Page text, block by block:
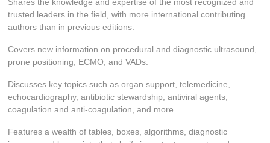
Shares the knowledge and expertise of the most recognized and
trusted leaders in the field, with more international contributing
authors than in previous editions.
Covers new information on procedural and diagnostic ultrasound,
prone positioning, ECMO, and VADs.
Discusses key topics such as organ support, telemedicine,
echocardiography, antibiotic stewardship, antiviral agents,
coagulation and anti-coagulation, and more.
Features a wealth of tables, boxes, algorithms, diagnostic